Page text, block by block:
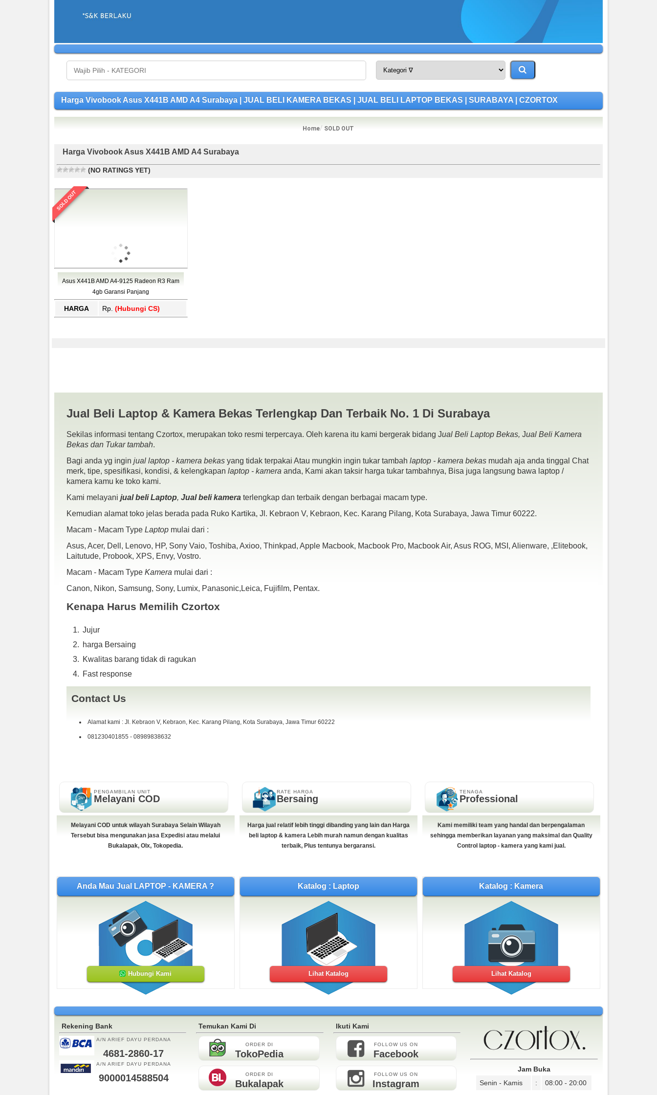
Harga Vivobook Asus X441B AMD A4 Surabaya | JUAL BELI KAMERA BEKAS | JUAL BELI LAPTOP BEKAS | SURABAYA | CZORTOX
Home SOLD OUT
Harga Vivobook Asus X441B AMD A4 Surabaya
(NO RATINGS YET)
SOLD OUT
Asus X441B AMD A4-9125 Radeon R3 Ram
4gb Garansi Panjang
HARGA Rp. (Hubungi CS)
Jual Beli Laptop & Kamera Bekas Terlengkap Dan Terbaik No. 1 Di Surabaya
Sekilas informasi tentang Czortox, merupakan toko resmi terpercaya. Oleh karena itu kami bergerak bidang Jual Beli Laptop Bekas, Jual Beli Kamera
Bekas dan Tukar tambah.
Bagi anda yg ingin jual laptop - kamera bekasyang tidak terpakai Atau mungkin ingin tukar tambah laptop - kamera bekasmudah aja anda tinggal Chat
merk, tipe, spesifikasi, kondisi, & kelengkapan laptop - kamera anda, Kami akan taksir harga tukar tambahnya, Bisa juga langsung bawa laptop /
kamera kamu ke toko kami.
Kami melayani jual beli Laptop, Jual beli kamera terlengkap dan terbaik dengan berbagai macam type.
Kemudian alamat toko jelas berada pada Ruko Kartika, Jl. Kebraon V, Kebraon, Kec. Karang Pilang, Kota Surabaya, Jawa Timur 60222.
Macam - Macam Type Laptopmulai dari :
Asus, Acer, Dell, Lenovo, HP, Sony Vaio, Toshiba, Axioo, Thinkpad, Apple Macbook, Macbook Pro, Macbook Air, Asus ROG, MSI, Alienware, ,Elitebook,
Laitutude, Probook, XPS, Envy, Vostro.
Macam - Macam Type Kamera mulai dari :
Canon, Nikon, Samsung, Sony, Lumix, Panasonic,Leica, Fujifilm, Pentax.
Kenapa Harus Memilih Czortox
Jujur
harga Bersaing
Kwalitas barang tidak di ragukan
Fast response
Contact Us
Alamat kami : Jl. Kebraon V, Kebraon, Kec. Karang Pilang, Kota Surabaya, Jawa Timur 60222
081230401855 - 08989838632
PENGAMBILAN UNIT
Melayani COD
Melayani COD untuk wilayah Surabaya Selain Wilayah
Tersebut bisa mengunakan jasa Expedisi atau melalui
Bukalapak, Olx, Tokopedia.
RATE HARGA
Bersaing
Harga jual relatif lebih tinggi dibanding yang lain dan Harga
beli laptop & kamera Lebih murah namun dengan kualitas
terbaik, Plus tentunya bergaransi.
TENAGA
Professional
Kami memiliki team yang handal dan berpengalaman
sehingga memberikan layanan yang maksimal dan Quality
Control laptop - kamera yang kami jual.
Anda Mau Jual LAPTOP - KAMERA ?
Hubungi Kami
Katalog : Laptop
Lihat Katalog
Katalog : Kamera
Lihat Katalog
Rekening Bank
A/N ARIEF DAYU PERDANA
4681-2860-17
A/N ARIEF DAYU PERDANA
9000014588504
Temukan Kami Di
ORDER DI
TokoPedia
ORDER DI
Bukalapak
Ikuti Kami
FOLLOW US ON
Facebook
FOLLOW US ON
Instagram
Jam Buka
Senin - Kamis
:
08:00 - 20:00